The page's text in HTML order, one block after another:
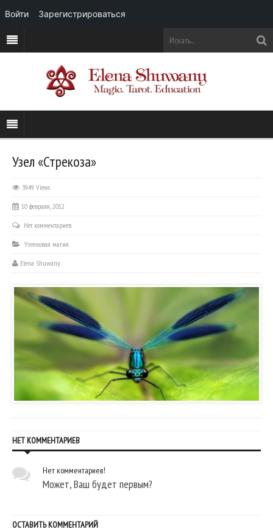
Узел «Стрекоза»
3949 Views
10 февраля, 2012
Нет комментариев
Узелковая магия
Elena Shuwany
НЕТ КОММЕНТАРИЕВ
Нет комментариев!
Может, Ваш будет первым?
ОСТАВИТЬ КОММЕНТАРИЙ
Войти Зарегистрироваться